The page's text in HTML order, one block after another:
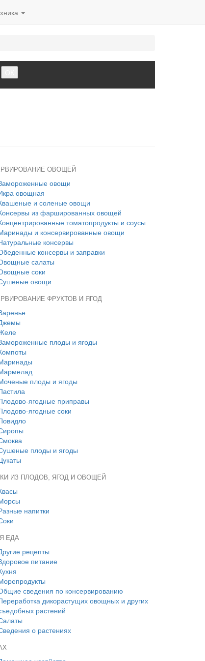
ОВОЩЕЙ
овощи
овощная
и соленые овощи
из фаршированных овощей
томатопродукты и соусы
и консервированные овощи
консервы
консервы и заправки
салаты
соки
овощи
ФРУКТОВ И ЯГОД
плоды и ягоды
плоды и ягоды
ягодные приправы
ягодные соки
плоды и ягоды
ИЗ ПЛОДОВ, ЯГОД И ОВОЩЕЙ
напитки
ЕДА
рецепты
питание
сведения по консервированию
дикорастущих овощных и других
растений
о растениях